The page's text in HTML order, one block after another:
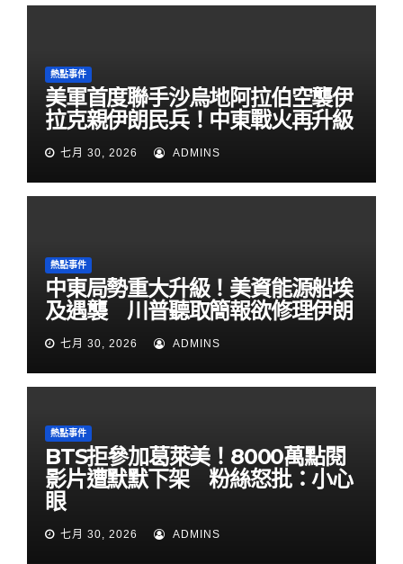
熱點事件
美軍首度聯手沙烏地阿拉伯空襲伊
拉克親伊朗民兵！中東戰火再升級
七月 30, 2026 ADMINS
熱點事件
中東局勢重大升級！美資能源船埃
及遇襲 川普聽取簡報欲修理伊朗
七月 30, 2026 ADMINS
熱點事件
BTS拒參加葛萊美！8000萬點閱
影片遭默默下架 粉絲怒批：小心
眼
七月 30, 2026 ADMINS